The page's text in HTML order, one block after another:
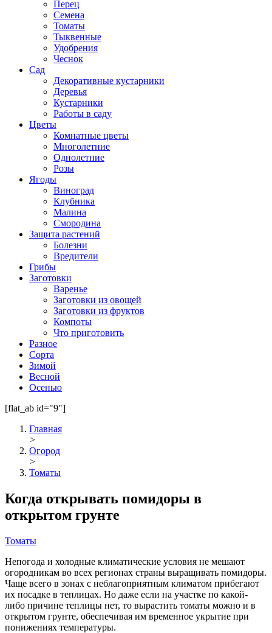
Перец
Семена
Томаты
Тыквенные
Удобрения
Чеснок
Сад
Декоративные кустарники
Деревья
Кустарники
Работы в саду
Цветы
Комнатные цветы
Многолетние
Однолетние
Розы
Ягоды
Виноград
Клубника
Малина
Смородина
Защита растений
Болезни
Вредители
Грибы
Заготовки
Варенье
Заготовки из овощей
Заготовки из фруктов
Компоты
Что приготовить
Разное
Сорта
Зимой
Весной
Осенью
[flat_ab id="9"]
Главная
>
Огород
>
Томаты
Когда открывать помидоры в
открытом грунте
Томаты
Непогода и холодные климатические условия не мешают
огородникам во всех регионах страны выращивать помидоры.
Чаще всего в зонах с неблагоприятным климатом прибегают
их посадке в теплицах. Но даже если на участке по какой-
либо причине теплицы нет, то вырастить томаты можно и в
открытом грунте, обеспечивая им временное укрытие при
понижениях температуры.